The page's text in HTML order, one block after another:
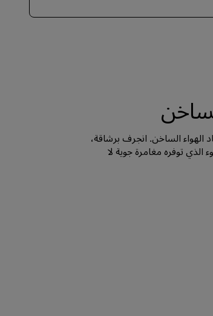
الساخن. انجرف برشاقة،
الذي توفره مغامرة جوية لا